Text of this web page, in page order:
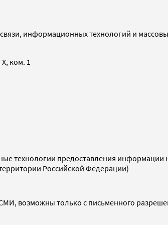
информационных технологий и
ком. 1
предоставления информации
Российской Федерации)
возможны только с письменного